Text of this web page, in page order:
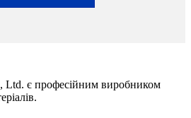
Ltd. є професійним виробником